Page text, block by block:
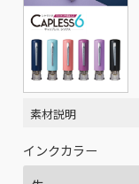
素材説明
インクカラー